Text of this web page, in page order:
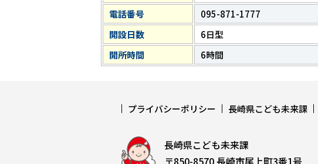
電話番号
095-871-1777
開設日数
6日型
開所時間
6時間
プライバシーポリシー 長崎県こども未来課
長崎県こども未来課
〒850-8570 長崎市尾上町3番1号